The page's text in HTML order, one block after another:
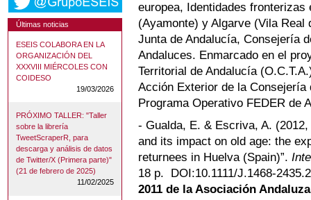
Últimas noticias
ESEIS COLABORA EN LA
ORGANIZACIÓN DEL
XXXVIII MIÉRCOLES CON
COIDESO
19/03/2026
PRÓXIMO TALLER: "Taller
sobre la librería
TweetScraperR, para
descarga y análisis de datos
de Twitter/X (Primera parte)"
(21 de febrero de 2025)
11/02/2025
europea, Identidades
(Ayamonte) y Algarve (Vila Real
Junta de Andalucía, Consejería
Andaluces. Enmarcado en el
Territorial de Andalucía
Acción Exterior de la
Programa Operativo FEDER de
- Gualda, E. & Escriva, A.
and its impact on old age: the
returnees in Huelva (Spain)”.
18 p. DOI:10.1111/J.1468-
2011 de la Asociación